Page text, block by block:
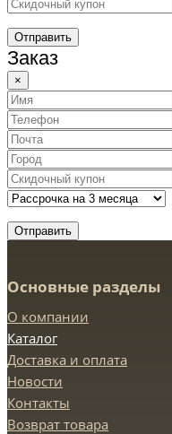
Отправить
Заказ
×
Отправить
Основные разделы
О компании
Каталог
Доставка и оплата
Новости
Контакты
Возврат товара